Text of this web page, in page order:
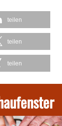
teilen
teilen
teilen